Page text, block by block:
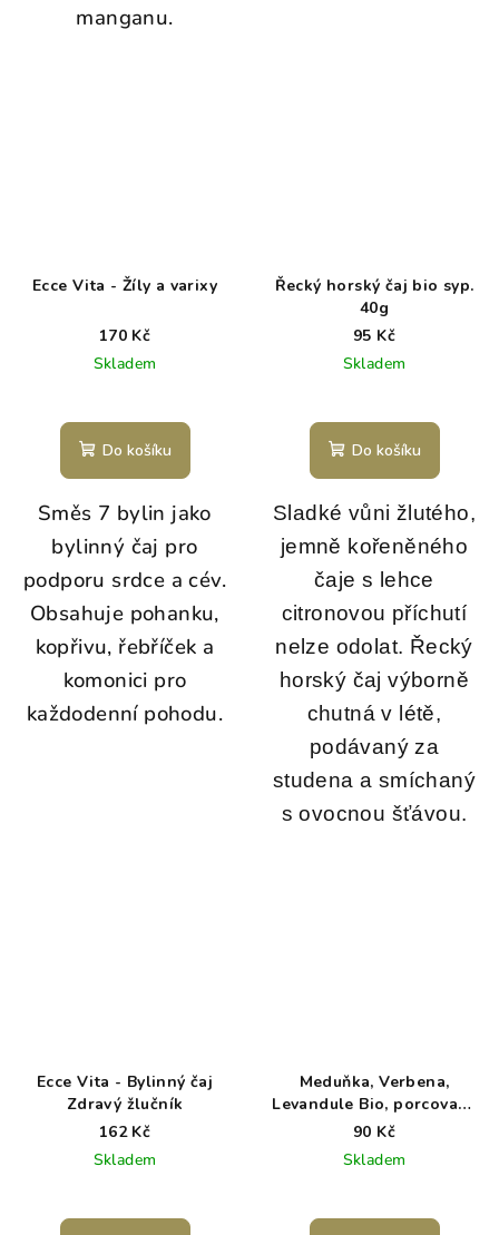
manganu.
Ecce Vita - Žíly a varixy
170 Kč
Skladem
Do košíku
Směs 7 bylin jako
bylinný čaj pro
podporu srdce a cév.
Obsahuje pohanku,
kopřivu, řebříček a
komonici pro
každodenní pohodu.
Řecký horský čaj bio syp.
40g
95 Kč
Skladem
Do košíku
Sladké vůni žlutého,
jemně kořeněného
čaje s lehce
citronovou příchutí
nelze odolat. Řecký
horský čaj výborně
chutná v létě,
podávaný za
studena a smíchaný
s ovocnou šťávou.
Ecce Vita - Bylinný čaj
Zdravý žlučník
162 Kč
Skladem
Meduňka, Verbena,
Levandule Bio, porcovaný
čaj
90 Kč
Skladem